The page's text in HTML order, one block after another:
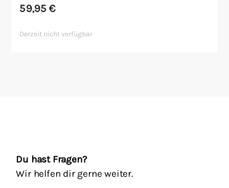
59,95€
Derzeit nicht verfügbar
Du hast Fragen?
Wir helfen dir gerne weiter.